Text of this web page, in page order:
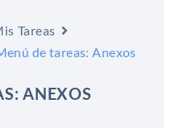
Tareas
de tareas: Anexos
ANEXOS